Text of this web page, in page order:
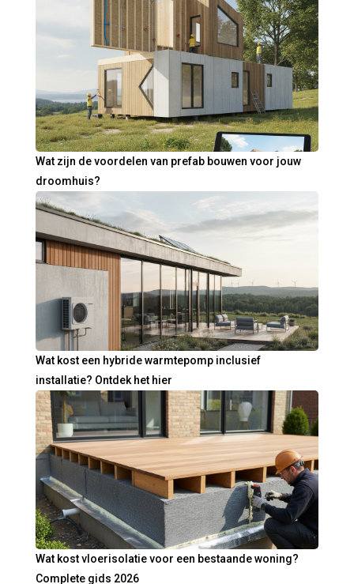
Wat zijn de voordelen van prefab bouwen voor jouw
droomhuis?
Wat kost een hybride warmtepomp inclusief
installatie? Ontdek het hier
Wat kost vloerisolatie voor een bestaande woning?
Complete gids 2026